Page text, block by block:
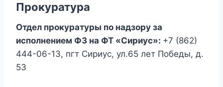
Прокуратура
Отдел прокуратуры по надзору за
исполнением ФЗ на ФТ «Сириус»: +7 (862)
444-06-13, пгт Сириус, ул.65 лет Победы, д.
53